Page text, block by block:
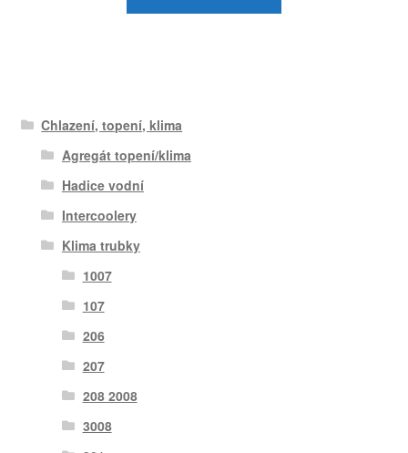
Chlazení, topení, klima
Agregát topení/klima
Hadice vodní
Intercoolery
Klima trubky
1007
107
206
207
208 2008
3008